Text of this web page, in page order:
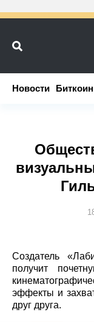
Новости Биткоин
Новости Биткоин
Создатель
получит
эффекты и
друг друга.